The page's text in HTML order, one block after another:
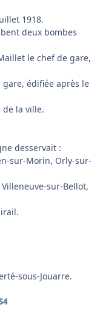
1918.
deux bombes
le chef de gare,
édifiée après le
la ville.
desservait :
sur-Morin, Orly-sur-
sur-Bellot,
sous-Jouarre.